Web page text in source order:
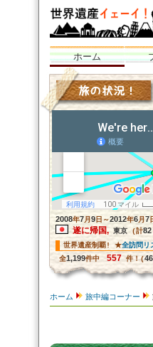
ホーム
2008年7月 9日～2012年6月 7
遂に帰国, 東京 (計82
世界遺産制覇! ★全訪問リ
全1,199件中 557 件！(
ホーム 旅中編コーナー